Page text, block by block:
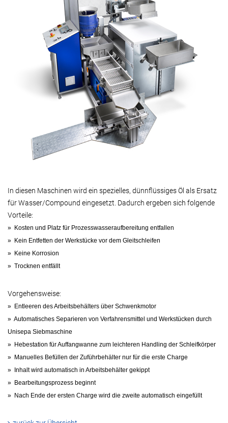
In diesen Maschinen wird ein spezielles, dünnflüssiges Öl als Ersatz
für Wasser/Compound eingesetzt. Dadurch ergeben sich folgende
Vorteile:
» Kosten und Platz für Prozesswasseraufbereitung entfallen
» Kein Entfetten der Werkstücke vor dem Gleitschleifen
» Keine Korrosion
» Trocknen entfällt
Vorgehensweise:
» Entleeren des Arbeitsbehälters über Schwenkmotor
» Automatisches Separieren von Verfahrensmittel und Werkstücken durch
Unisepa Siebmaschine
» Hebestation für Auffangwanne zum leichteren Handling der Schleifkörper
» Manuelles Befüllen der Zuführbehälter nur für die erste Charge
» Inhalt wird automatisch in Arbeitsbehälter gekippt
» Bearbeitungsprozess beginnt
» Nach Ende der ersten Charge wird die zweite automatisch eingefüllt